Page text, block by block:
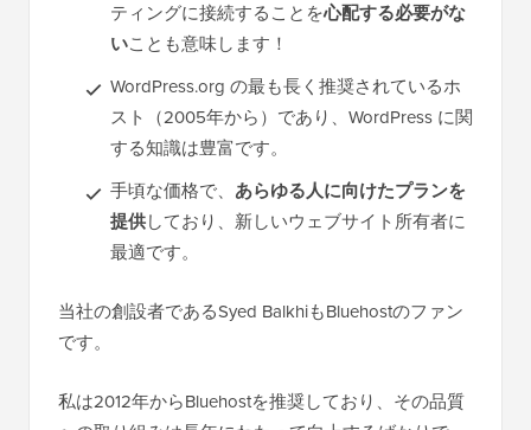
ティングに接続することを心配する必要がな
いことも意味します！
WordPress.org の最も長く推奨されているホ
スト（2005年から）であり、WordPress に関
する知識は豊富です。
手頃な価格で、 あらゆる人に向けたプランを
提供しており、新しいウェブサイト所有者に
最適です。
当社の創設者であるSyed BalkhiもBluehostのファン
です。
私は2012年からBluehostを推奨しており、その品質